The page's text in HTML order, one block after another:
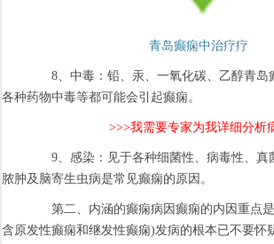
青岛癫痫中治疗疗
8、中毒：铅、汞、一氧化碳、乙醇青岛
各种药物中毒等都可能会引起癫痫。
>>>我需要专家为我详细分析
9、感染：见于各种细菌性、病毒性、真
脓肿及脑寄生虫病是常见癫痫的原因。
第二、内涵的癫痫病因癫痫的内因重点是
含原发性癫痫和继发性癫痫)发病的根本已不要怀